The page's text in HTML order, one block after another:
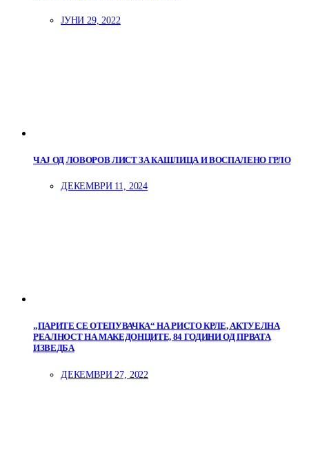
ЈУНИ 29, 2022
ЧАЈ ОД ЛОВОРОВ ЛИСТ ЗА КАШЛИЦА И ВОСПАЛЕНО ГРЛО
ДЕКЕМВРИ 11, 2024
„ПАРИТЕ СЕ ОТЕПУВАЧКА“ НА РИСТО КРЛЕ, АКТУЕЛНА
РЕАЛНОСТ НА МАКЕДОНЦИТЕ, 84 ГОДИНИ ОД ПРВАТА
ИЗВЕДБА
ДЕКЕМВРИ 27, 2022